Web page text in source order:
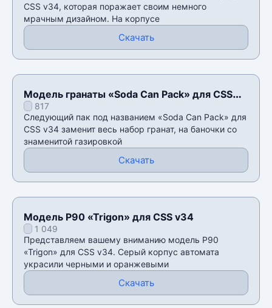
CSS v34, которая поражает своим немного
мрачным дизайном. На корпусе
Скачать
Модель гранаты «Soda Can Pack» для CSS
v34817
Следующий пак под названием «Soda Can Pack» для
CSS v34 заменит весь набор гранат, на баночки со
знаменитой газировкой
Скачать
Модель P90 «Trigon» для CSS v34
1 049
Представляем вашему вниманию модель P90
«Trigon» для CSS v34. Серый корпус автомата
украсили черными и оранжевыми
Скачать